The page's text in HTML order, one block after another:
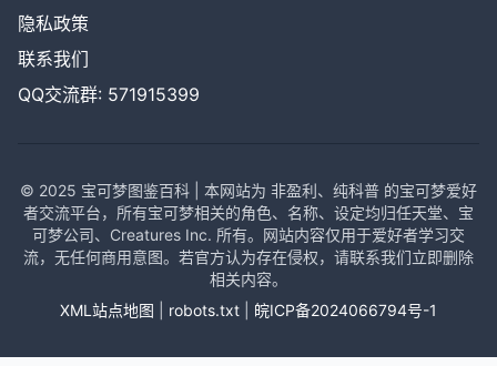
隐私政策
联系我们
QQ交流群: 571915399
© 2025 宝可梦图鉴百科 | 本网站为 非盈利、纯科普 的宝可梦爱好
者交流平台，所有宝可梦相关的角色、名称、设定均归任天堂、宝
可梦公司、Creatures Inc. 所有。网站内容仅用于爱好者学习交
流，无任何商用意图。若官方认为存在侵权，请联系我们立即删除
相关内容。
XML站点地图
robots.txt 皖ICP备2024066794号-1